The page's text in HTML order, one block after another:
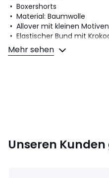
• Boxershorts
• Material: Baumwolle
• Allover mit kleinen
• Elastischer Bund mit
• Verkauf im 3er-Pack:
Mehr sehen
Unseren